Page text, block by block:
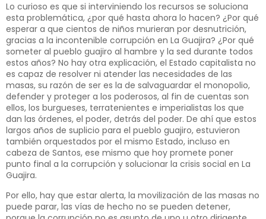
Lo curioso es que si interviniendo los recursos se soluciona
esta problemática, ¿por qué hasta ahora lo hacen? ¿Por qué
esperar a que cientos de niños murieran por desnutrición,
gracias a la incontenible corrupción en La Guajira? ¿Por qué
someter al pueblo guajiro al hambre y la sed durante todos
estos años? No hay otra explicación, el Estado capitalista no
es capaz de resolver ni atender las necesidades de las
masas, su razón de ser es la de salvaguardar el monopolio,
defender y proteger a los poderosos, al fin de cuentas son
ellos, los burgueses, terratenientes e imperialistas los que
dan las órdenes, el poder, detrás del poder. De ahí que estos
largos años de suplicio para el pueblo guajiro, estuvieron
también orquestados por el mismo Estado, incluso en
cabeza de Santos, ese mismo que hoy promete poner
punto final a la corrupción y solucionar la crisis social en La
Guajira.
Por ello, hay que estar alerta, la movilización de las masas no
puede parar, las vías de hecho no se pueden detener,